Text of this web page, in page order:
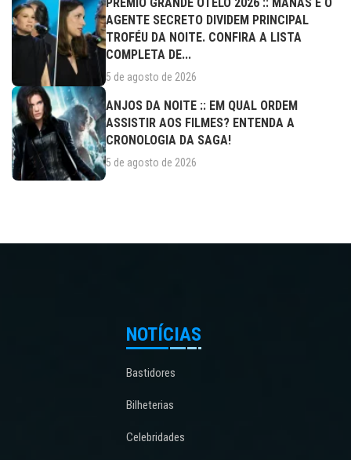
AGENTE SECRETO DIVIDEM PRINCIPAL
TROFÉU DA NOITE. CONFIRA A LISTA
COMPLETA DE...
5 de agosto de 2026
ANJOS DA NOITE :: EM QUAL ORDEM
ASSISTIR AOS FILMES? ENTENDA A
CRONOLOGIA DA SAGA!
5 de agosto de 2026
NOTÍCIAS
Bastidores
Bilheterias
Celebridades